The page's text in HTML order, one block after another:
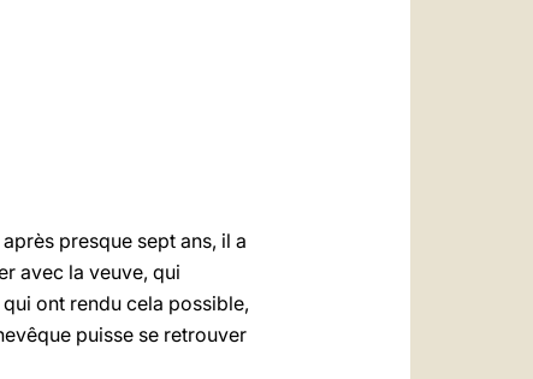
presque sept ans, il a
avec la veuve, qui
ont rendu cela possible,
puisse se retrouver